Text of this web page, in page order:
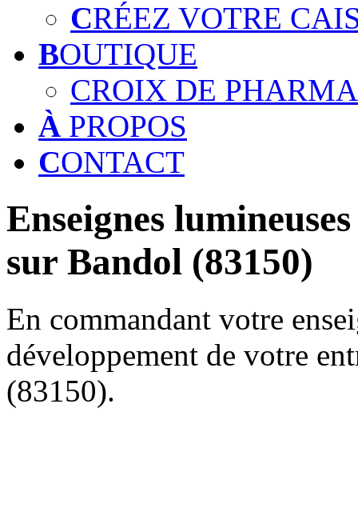
CRÉEZ VOTRE
BOUTIQUE
CROIX DE
À PROPOS
CONTACT
Enseignes
sur Bandol (83150)
En commandant votre
développement de votre
(83150).